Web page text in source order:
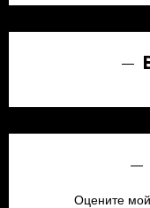
Оцените